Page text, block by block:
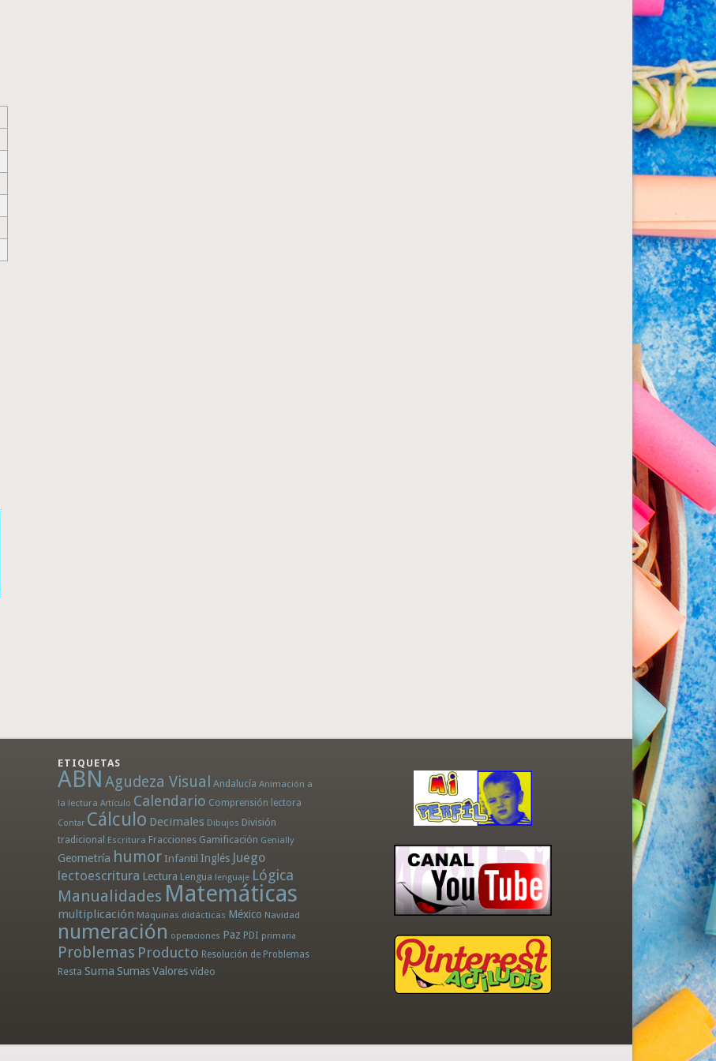
ETIQUETAS
ABN Agudeza Visual Andalucía Animación a
la lectura Artículo Calendario Comprensión lectora
Contar Cálculo Decimales Dibujos División
tradicional Escritura Fracciones Gamificación Genially
Geometría humor Infantil Inglés Juego
lectoescritura Lectura Lengua lenguaje Lógica
Manualidades Matemáticas
multiplicación Máquinas didácticas México Navidad
numeración operaciones Paz PDI primaria
Problemas Producto Resolución de Problemas
Resta Suma SumasValores vídeo